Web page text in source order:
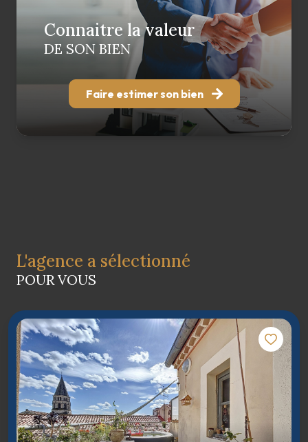
Connaitre la valeur
DE SON BIEN
Faire estimer son bien
L'agence a sélectionné
POUR VOUS